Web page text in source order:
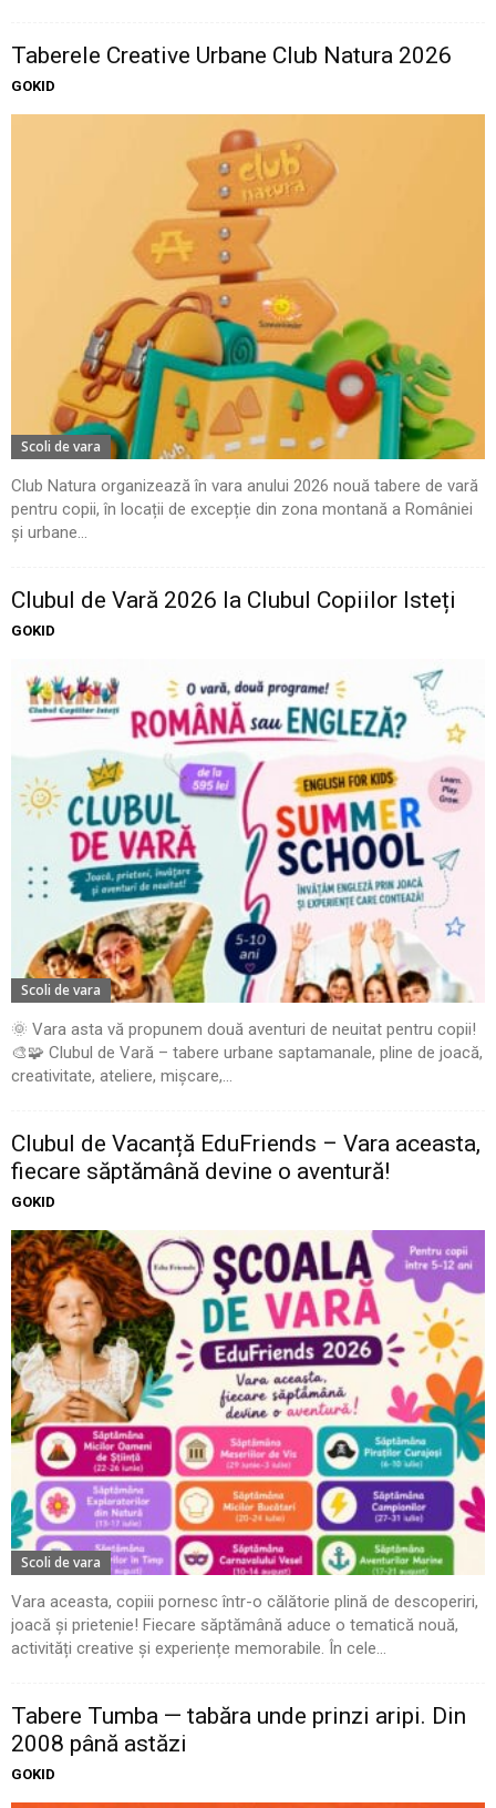
Taberele Creative Urbane Club Natura 2026
GOKID
Scoli de vara
Club Natura organizează în vara anului 2026 nouă tabere de vară
pentru copii, în locații de excepție din zona montană a României
și urbane...
Clubul de Vară 2026 la Clubul Copiilor Isteți
GOKID
Scoli de vara
🌞 Vara asta vă propunem două aventuri de neuitat pentru copii!
🎨🧩 Clubul de Vară – tabere urbane saptamanale, pline de joacă,
creativitate, ateliere, mișcare,...
Clubul de Vacanță EduFriends – Vara aceasta,
fiecare săptămână devine o aventură!
GOKID
Scoli de vara
Vara aceasta, copiii pornesc într-o călătorie plină de descoperiri,
joacă și prietenie! Fiecare săptămână aduce o tematică nouă,
activități creative și experiențe memorabile. În cele...
Tabere Tumba — tabăra unde prinzi aripi. Din
2008 până astăzi
GOKID